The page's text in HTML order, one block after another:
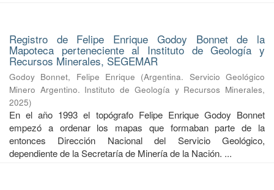
Registro de Felipe Enrique Godoy Bonnet de la
Mapoteca perteneciente al Instituto de Geología y
Recursos Minerales, SEGEMAR
Godoy Bonnet, Felipe Enrique (Argentina. Servicio Geológico
Minero Argentino. Instituto de Geología y Recursos Minerales,
2025)
En el año 1993 el topógrafo Felipe Enrique Godoy Bonnet
empezó a ordenar los mapas que formaban parte de la
entonces Dirección Nacional del Servicio Geológico,
dependiente de la Secretaría de Minería de la Nación. ...